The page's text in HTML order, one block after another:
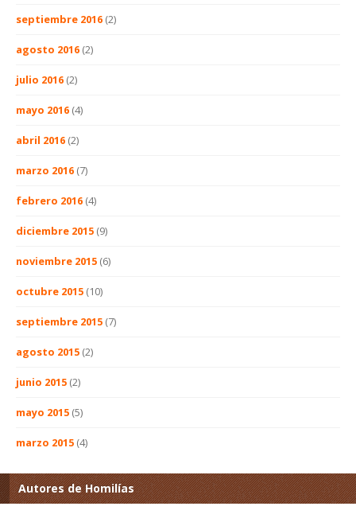
septiembre 2016 (2)
agosto 2016 (2)
julio 2016 (2)
mayo 2016 (4)
abril 2016 (2)
marzo 2016 (7)
febrero 2016 (4)
diciembre 2015 (9)
noviembre 2015 (6)
octubre 2015 (10)
septiembre 2015 (7)
agosto 2015 (2)
junio 2015 (2)
mayo 2015 (5)
marzo 2015 (4)
Autores de Homilías